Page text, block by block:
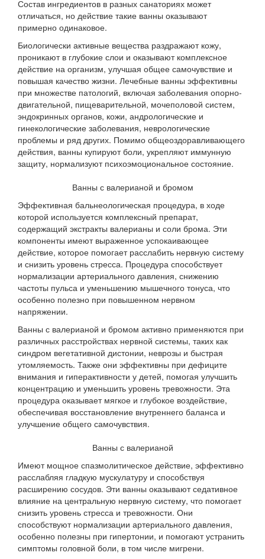
Состав ингредиентов в разных санаториях может
отличаться, но действие такие ванны оказывают
примерно одинаковое.
Биологически активные вещества раздражают кожу,
проникают в глубокие слои и оказывают комплексное
действие на организм, улучшая общее самочувствие и
повышая качество жизни. Лечебные ванны эффективны
при множестве патологий, включая заболевания опорно-
двигательной, пищеварительной, мочеполовой систем,
эндокринных органов, кожи, андрологические и
гинекологические заболевания, неврологические
проблемы и ряд других. Помимо общеоздоравливающего
действия, ванны купируют боли, укрепляют иммунную
защиту, нормализуют психоэмоциональное состояние.
Ванны с валерианой и бромом
Эффективная бальнеологическая процедура, в ходе
которой используется комплексный препарат,
содержащий экстракты валерианы и соли брома. Эти
компоненты имеют выраженное успокаивающее
действие, которое помогает расслабить нервную систему
и снизить уровень стресса. Процедура способствует
нормализации артериального давления, снижению
частоты пульса и уменьшению мышечного тонуса, что
особенно полезно при повышенном нервном
напряжении.
Ванны с валерианой и бромом активно применяются при
различных расстройствах нервной системы, таких как
синдром вегетативной дистонии, неврозы и быстрая
утомляемость. Также они эффективны при дефиците
внимания и гиперактивности у детей, помогая улучшить
концентрацию и уменьшить уровень тревожности. Эта
процедура оказывает мягкое и глубокое воздействие,
обеспечивая восстановление внутреннего баланса и
улучшение общего самочувствия.
Ванны с валерианой
Имеют мощное спазмолитическое действие, эффективно
расслабляя гладкую мускулатуру и способствуя
расширению сосудов. Эти ванны оказывают седативное
влияние на центральную нервную систему, что помогает
снизить уровень стресса и тревожности. Они
способствуют нормализации артериального давления,
особенно полезны при гипертонии, и помогают устранить
симптомы головной боли, в том числе мигрени.